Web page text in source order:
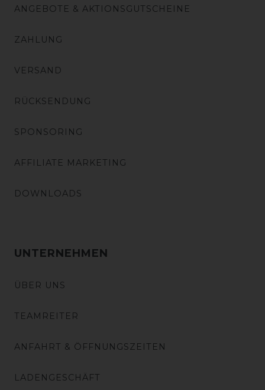
ANGEBOTE & AKTIONSGUTSCHEINE
ZAHLUNG
VERSAND
RÜCKSENDUNG
SPONSORING
AFFILIATE MARKETING
DOWNLOADS
UNTERNEHMEN
ÜBER UNS
TEAMREITER
ANFAHRT & ÖFFNUNGSZEITEN
LADENGESCHÄFT